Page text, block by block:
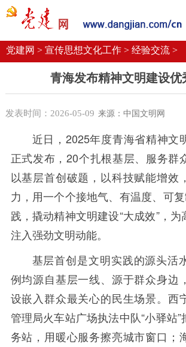
党建要闻
机关党建
校园党建 企
党建网 > 宣传思想文化工作 > 经验交流 >
青海发布精神文明建设优
发表时间：2026-05-09 来源：中国文明网
近日，2025年度青海省精神文
正式发布，20个扎根基层、服务群
以基层首创破题，以科技赋能增效
力，用一个个接地气、有温度、可复
践，撬动精神文明建设“大成效”，
注入强劲文明动能。
基层首创是文明实践的源头活
例均源自基层一线、源于群众身边
设嵌入群众最关心的民生场景。西
管理局火车站广场执法中队“小驿站
务站，用暖心服务擦亮城市窗口；